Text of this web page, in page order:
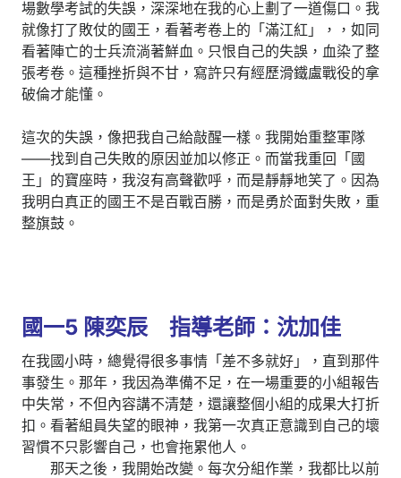
場數學考試的失誤，深深地在我的心上劃了一道傷口。我
就像打了敗仗的國王，看著考卷上的「滿江紅」，，如同
看著陣亡的士兵流淌著鮮血。只恨自己的失誤，血染了整
張考卷。這種挫折與不甘，寫許只有經歷滑鐵盧戰役的拿
破倫才能懂。
這次的失誤，像把我自己給敲醒一樣。我開始重整軍隊
——找到自己失敗的原因並加以修正。而當我重回「國
王」的寶座時，我沒有高聲歡呼，而是靜靜地笑了。因為
我明白真正的國王不是百戰百勝，而是勇於面對失敗，重
整旗鼓。
國一5 陳奕辰 指導老師：沈加佳
在我國小時，總覺得很多事情「差不多就好」，直到那件
事發生。那年，我因為準備不足，在一場重要的小組報告
中失常，不但內容講不清楚，還讓整個小組的成果大打折
扣。看著組員失望的眼神，我第一次真正意識到自己的壞
習慣不只影響自己，也會拖累他人。
那天之後，我開始改變。每次分組作業，我都比以前